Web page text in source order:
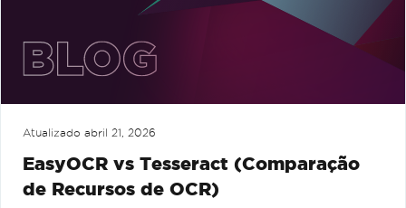
Atualizado abril 21, 2026
EasyOCR vs Tesseract (Comparação
de Recursos de OCR)